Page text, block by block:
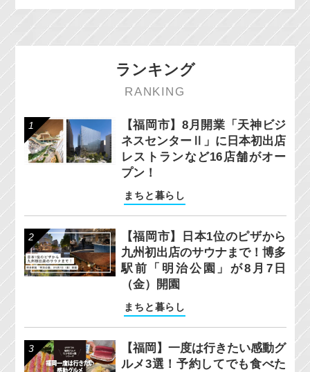
ランキング
RANKING
【福岡市】8月開業「天神ビジ
ネスセンターⅡ」に日本初出店
レストランなど16店舗がオー
プン！
まちと暮らし
【福岡市】日本1位のピザから
九州初出店のサウナまで！博多
駅前「明治公園」が8月7日
（金）開園
まちと暮らし
【福岡】一度は行きたい感動グ
ルメ3選！予約してでも食べた